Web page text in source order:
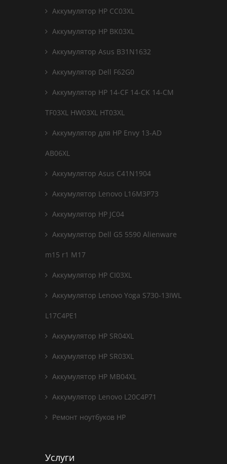
Аккумулятор HP CC03XL
Аккумулятор HP BK03XL
Аккумулятор Asus B31N1632
Аккумулятор Dell F62G0
Аккумулятор HP 14-CF 14-CK 14-CM
TF03XL HW03XL HT03XL
Аккумулятор для HP Envy 13-AD
AB06XL
Аккумулятор Asus C41N1904
Аккумулятор Lenovo L16M3P73
Аккумулятор HP JC04
Аккумулятор Dell G5 5590 Alienware
m15 r1 M17
Аккумулятор HP CI03XL
Аккумулятор Lenovo Yoga S730-13IWL
L17C4PE1
Аккумулятор HP SR04XL
Аккумулятор HP SR03XL
Аккумулятор HP MB04XL
Аккумулятор Lenovo L20C4P71
Ремонт ноутбуков HP
Услуги